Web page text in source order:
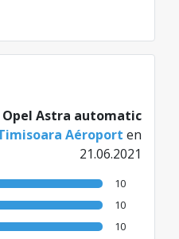
Opel Astra automatic
Aéroport en
21.06.2021
10
10
10